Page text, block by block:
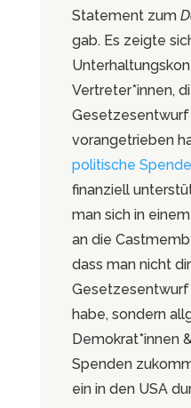
Statement zum
gab. Es zeigte
Vertreter*innen,
vorangetrieben
politische
finanziell
man sich in
an die
dass man nicht
Gesetzesentwurf
habe, sondern
Demokrat*innen
Spenden
ein in den USA